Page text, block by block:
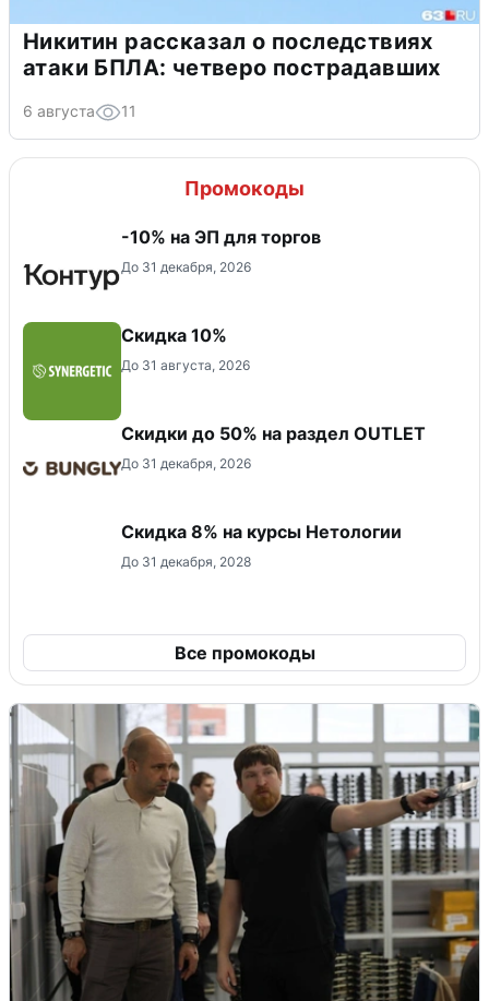
Никитин рассказал о последствиях
атаки БПЛА: четверо пострадавших
6 августа 11
Промокоды
-10% на ЭП для торгов
До 31 декабря, 2026
Скидка 10%
До 31 августа, 2026
Скидки до 50% на раздел OUTLET
До 31 декабря, 2026
Скидка 8% на курсы Нетологии
До 31 декабря, 2028
Все промокоды